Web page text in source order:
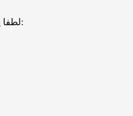
لطفا پاسخ را به عدد انگلیسی وارد کنید: